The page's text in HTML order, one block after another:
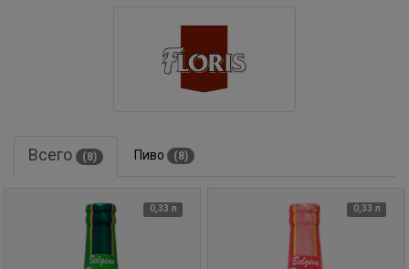
Всего (8) Пиво (8)
0,33 л 0,33 л